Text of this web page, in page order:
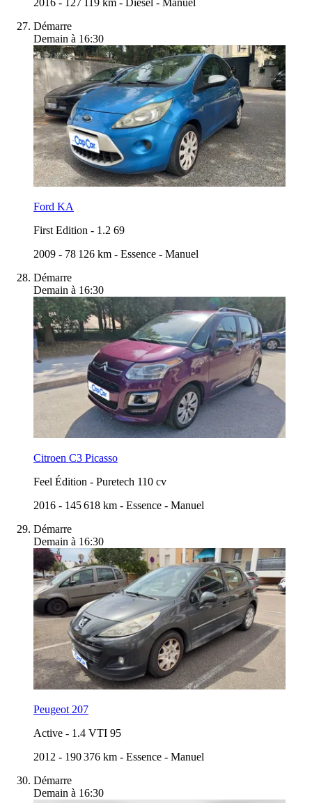
Démarre
Demain à 16:30
Ford KA
First Edition - 1.2 69
2009 - 78 126 km - Essence - Manuel
Démarre
Demain à 16:30
Citroen C3 Picasso
Feel Édition - Puretech 110 cv
2016 - 145 618 km - Essence - Manuel
Démarre
Demain à 16:30
Peugeot 207
Active - 1.4 VTI 95
2012 - 190 376 km - Essence - Manuel
Démarre
Demain à 16:30